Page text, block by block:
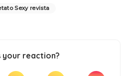
Sexy revista
your reaction?